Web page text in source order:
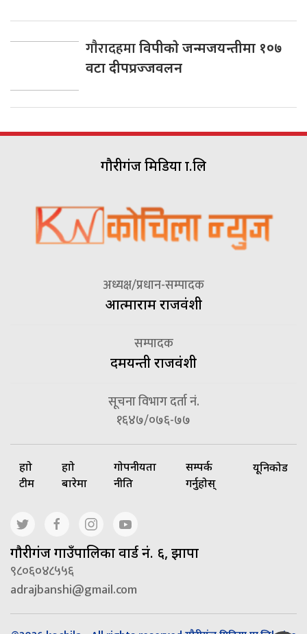
गाैरादहमाविपीकाे जन्मजयन्तीमा १०७
वटा दीपप्रज्जवलन
गौरीगंज मिडिया प्रा.लि
अध्यक्ष/प्रधान-सम्पादक
आत्माराम राजवंशी
सम्पादक
दमयन्ती राजवंशी
सूचना विभाग दर्ता नं.
१६४७/०७६-७७
हाम्रो
टीम
हाम्रो
बारेमा
गोपनीयता
नीति
सम्पर्क
गर्नुहोस्
यूनिकोड
गाैरीगंज गाउँपालिका वार्ड नं. ६, झापा
९८०६०४८५५६
adrajbanshi@gmail.com